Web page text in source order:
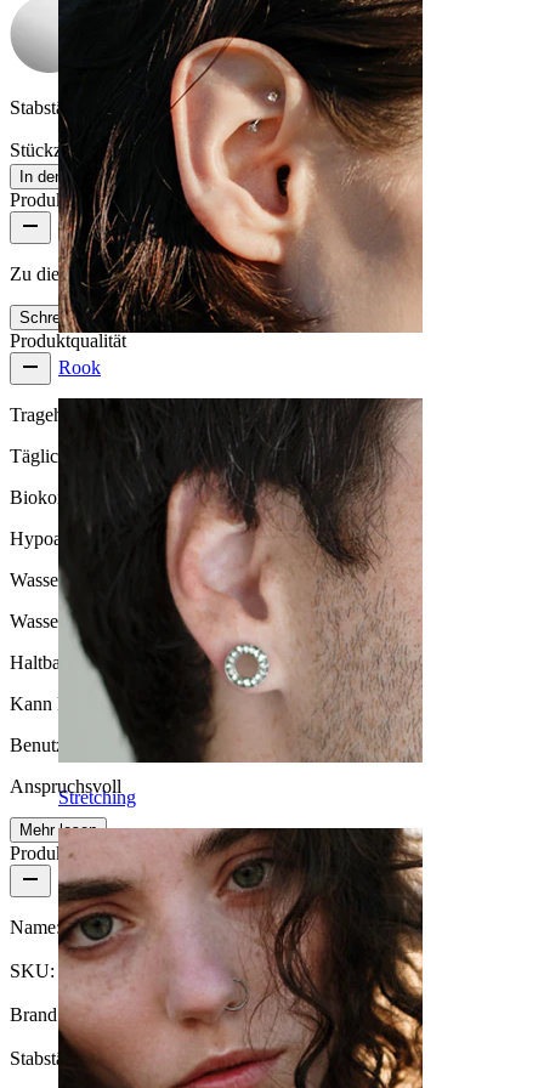
Rook
Stretching
Stabstärke: 1,2 mm (passt in 1,6 mm Dermals)
Stückzahl: 1
Ändern
In den Warenkorb
Produktbewertungen
Zu diesem Produkt gibt es noch keine Bewertungen
Schreibe eine Bewertung
Produktqualität
Tragehäufigkeit
Tägliches Tragen
Biokompatibilität
Hypoallergen
Wasserbeständigkeit
Wasserfest
Haltbarkeit
Kann lebenslang halten
Benutzerfreundlichkeit
Anspruchsvoll
Mehr lesen
Produktdetails
Name:Dermal-Aufsatz aus Titan mit Mond
SKU: Dermal-86
Brand: Bodymod Premium
Stabstärke:1,2 mm (passt in 1,6 mm Dermals)